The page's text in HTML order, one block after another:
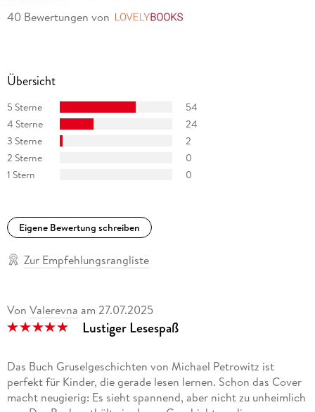
40 Bewertungen von
Übersicht
5 Sterne
54
4 Sterne
24
3 Sterne
2
2 Sterne
0
1 Stern
0
Eigene Bewertung schreiben
Zur Empfehlungsrangliste
Von Valerevna am 27.07.2025
Lustiger Lesespaß
Das Buch Gruselgeschichten von Michael Petrowitz ist
perfekt für Kinder, die gerade lesen lernen. Schon das Cover
macht neugierig: Es sieht spannend, aber nicht zu unheimlich